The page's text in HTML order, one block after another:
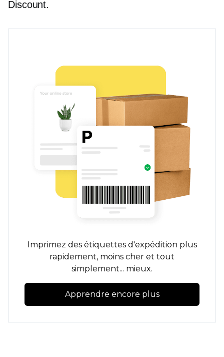
Discount.
Imprimez des étiquettes d'expédition plus
rapidement, moins cher et tout
simplement... mieux.
Apprendre encore plus